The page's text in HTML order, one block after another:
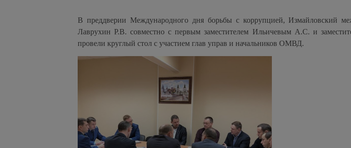
В преддверии Международного дня борьбы с коррупцией, Измайловский
Лаврухин Р.В. совместно с первым заместителем Ильичевым А.С. и
провели круглый стол с участием глав управ и начальников ОМВД.